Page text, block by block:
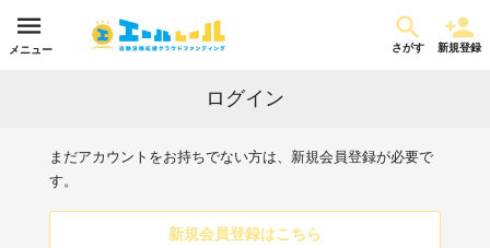
メニュー さがす 新規登録
ログイン
まだアカウントをお持ちでない方は、新規会員登録が必要で
す。
新規会員登録はこちら